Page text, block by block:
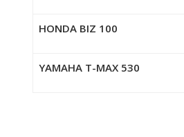
HONDA BIZ 100
YAMAHA T-MAX 530